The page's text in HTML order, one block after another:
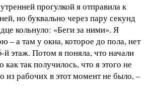
прогулкой я отправила к
но буквально через пару секунд
кольнуло: «Беги за ними». Я
– а там у окна, которое до пола, нет
й этаж. Потом я поняла, что начали
как так получилось, что я этого не
из рабочих в этот момент не было, –